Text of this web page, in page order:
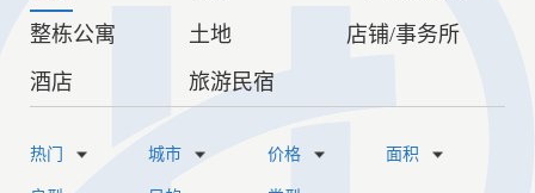
整栋公寓
土地
店铺/事务所
酒店
旅游民宿
热门 城市 价格 面积